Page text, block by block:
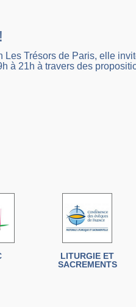
Trésors de Paris, elle
à 21h à travers des
LITURGIE ET
SACREMENTS